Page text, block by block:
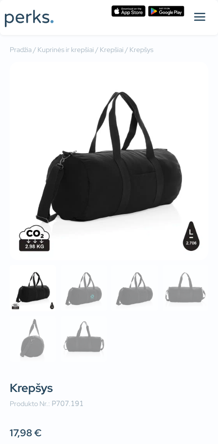
Pradžia/ Kuprinės ir krepšiai / Krepšiai / Krepšys
Krepšys
Produkto Nr.: P707.191
17,98€